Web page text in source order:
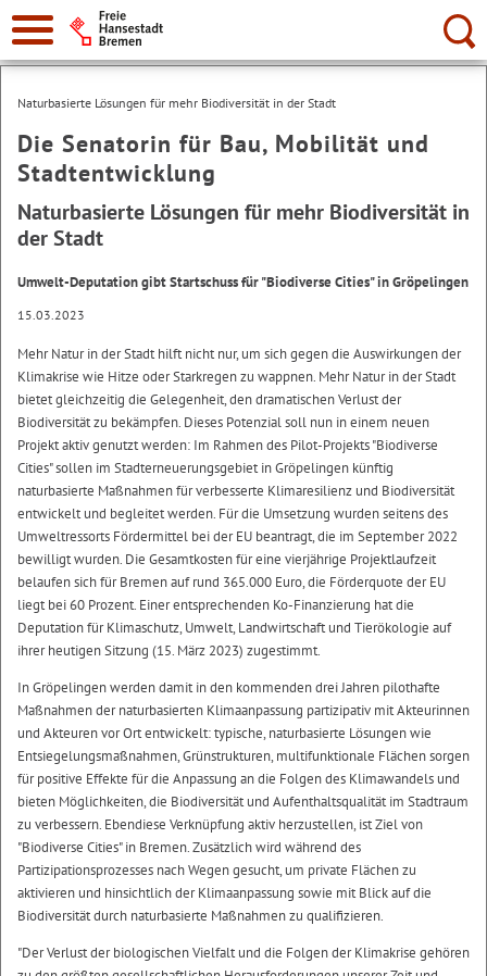
Suche:
Naturbasierte Lösungen für mehr Biodiversität in der Stadt
Die Senatorin für Bau, Mobilität und
Stadtentwicklung
Naturbasierte Lösungen für mehr Biodiversität in
der Stadt
Umwelt-Deputation gibt Startschuss für "Biodiverse Cities" in Gröpelingen
15.03.2023
Mehr Natur in der Stadt hilft nicht nur, um sich gegen die Auswirkungen der
Klimakrise wie Hitze oder Starkregen zu wappnen. Mehr Natur in der Stadt
bietet gleichzeitig die Gelegenheit, den dramatischen Verlust der
Biodiversität zu bekämpfen. Dieses Potenzial soll nun in einem neuen
Projekt aktiv genutzt werden: Im Rahmen des Pilot-Projekts "Biodiverse
Cities" sollen im Stadterneuerungsgebiet in Gröpelingen künftig
naturbasierte Maßnahmen für verbesserte Klimaresilienz und Biodiversität
entwickelt und begleitet werden. Für die Umsetzung wurden seitens des
Umweltressorts Fördermittel bei der EU beantragt, die im September 2022
bewilligt wurden. Die Gesamtkosten für eine vierjährige Projektlaufzeit
belaufen sich für Bremen auf rund 365.000 Euro, die Förderquote der EU
liegt bei 60 Prozent. Einer entsprechenden Ko-Finanzierung hat die
Deputation für Klimaschutz, Umwelt, Landwirtschaft und Tierökologie auf
ihrer heutigen Sitzung (15. März 2023) zugestimmt.
In Gröpelingen werden damit in den kommenden drei Jahren pilothafte
Maßnahmen der naturbasierten Klimaanpassung partizipativ mit Akteurinnen
und Akteuren vor Ort entwickelt: typische, naturbasierte Lösungen wie
Entsiegelungsmaßnahmen, Grünstrukturen, multifunktionale Flächen sorgen
für positive Effekte für die Anpassung an die Folgen des Klimawandels und
bieten Möglichkeiten, die Biodiversität und Aufenthaltsqualität im Stadtraum
zu verbessern. Ebendiese Verknüpfung aktiv herzustellen, ist Ziel von
"Biodiverse Cities" in Bremen. Zusätzlich wird während des
Partizipationsprozesses nach Wegen gesucht, um private Flächen zu
aktivieren und hinsichtlich der Klimaanpassung sowie mit Blick auf die
Biodiversität durch naturbasierte Maßnahmen zu qualifizieren.
"Der Verlust der biologischen Vielfalt und die Folgen der Klimakrise gehören